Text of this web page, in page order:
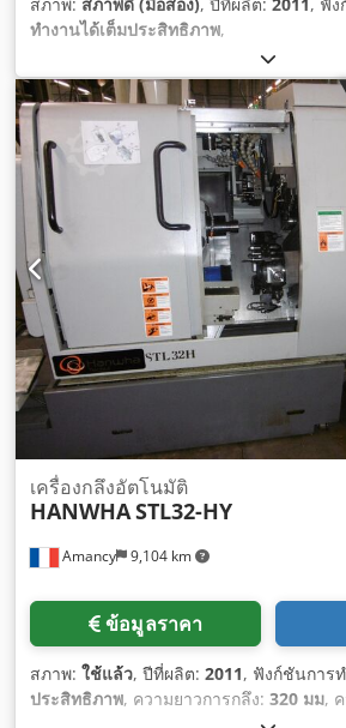
สภาพ: สภาพดี (มือสอง), ปีที่ผลิต: 2011, ฟัง
ทำงานได้เต็มประสิทธิภาพ,
Amancy 9,104 km
เครื่องกลึงอัตโนมัติ
HANWHASTL32-HY
ข้อมูลราคา
สภาพ: ใช้แล้ว, ปีที่ผลิต: 2011, ฟังก์ชันการ
ประสิทธิภาพ, ความยาวการกลึง: 320 มม,